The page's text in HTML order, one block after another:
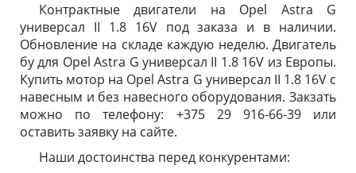
Контрактные двигатели на Opel Astra G
универсал II 1.8 16V под заказа и в наличии.
Обновление на складе каждую неделю. Двигатель
бу для Opel Astra G универсал II 1.8 16V из Европы.
Купить мотор на Opel Astra G универсал II 1.8 16V с
навесным и без навесного оборудования. Закзать
можно по телефону: +375 29 916-66-39 или
оставить заявку на сайте.
Наши достоинства перед конкурентами: